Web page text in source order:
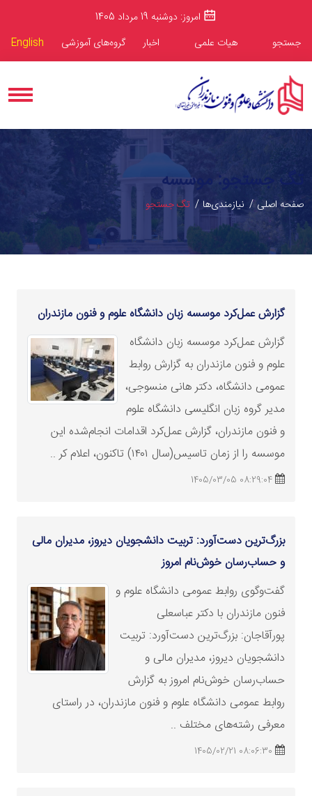
امروز: دوشنبه 19 مرداد 1405
جستجو
هیات علمی اخبار گروه‌های آموزشی English
تگ جستجو: موسسه
صفحه اصلی نیازمندی‌ها تگ جستجو
گزارش عمل‌کرد موسسه زبان دانشگاه علوم و فنون مازندران
گزارش عمل‌کرد موسسه زبان دانشگاه
علوم و فنون مازندران به گزارش روابط
عمومی دانشگاه، دکتر هانی منسوجی،
مدیر گروه زبان انگلیسی دانشگاه علوم
و فنون مازندران، گزارش عمل‌کرد اقدامات انجام‌شده این
موسسه را از زمان تاسیس(سال ۱۴۰۱) تاکنون، اعلام کر ..
08:29:04 1405/03/05
بزرگ‌ترین دست‌آورد: تربیت دانشجویان دیروز، مدیران مالی
و حساب‌رسان خوش‌نام امروز
گفت‌وگوی روابط عمومی دانشگاه علوم و
فنون مازندران با دکتر عباسعلی
پورآقاجان: بزرگ‌ترین دست‌آورد: تربیت
دانشجویان دیروز، مدیران مالی و
حساب‌رسان خوش‌نام امروز به گزارش
روابط عمومی دانشگاه علوم و فنون مازندران، در راستای
معرفی رشته‌های مختلف ..
08:06:30 1405/02/21